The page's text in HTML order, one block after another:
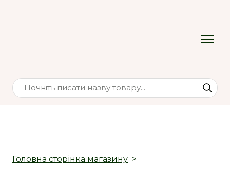
Головна сторінка магазину